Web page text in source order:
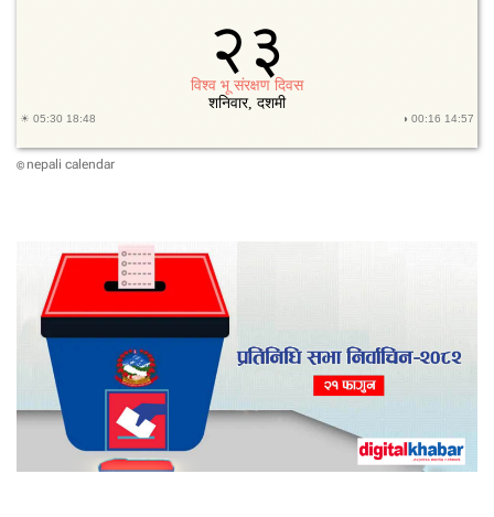
© nepali calendar